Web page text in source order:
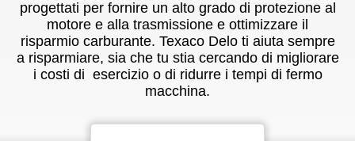
progettati per fornire un alto grado di protezione al
motore e alla trasmissione e ottimizzare il
risparmio carburante. Texaco Delo ti aiuta sempre
a risparmiare, sia che tu stia cercando di migliorare
i costi di esercizio o di ridurre i tempi di fermo
macchina.